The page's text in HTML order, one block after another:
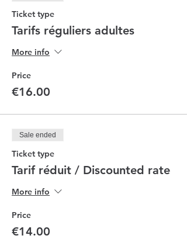
Ticket type
Tarifs réguliers adultes
More info
Price
€16.00
Sale ended
Ticket type
Tarif réduit / Discounted rate
More info
Price
€14.00